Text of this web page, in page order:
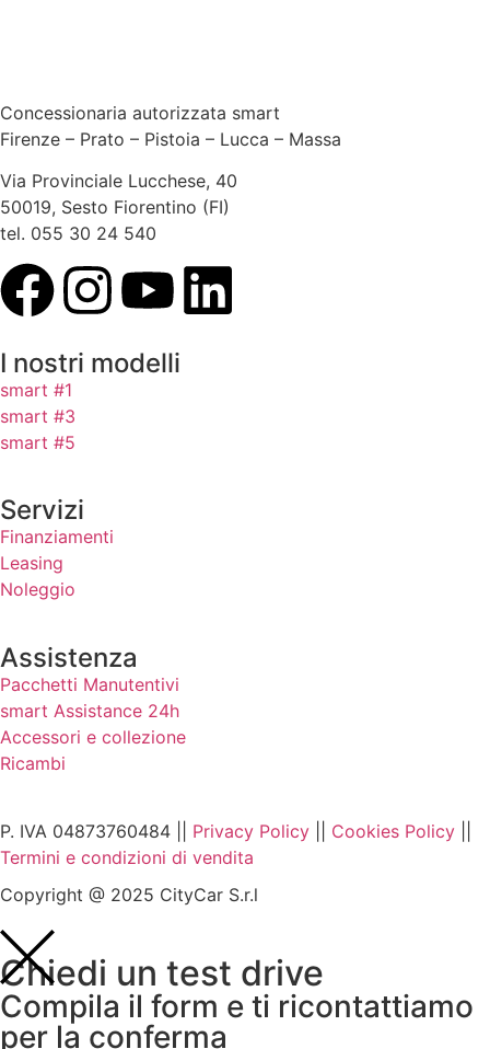
Concessionaria autorizzata smart
Firenze – Prato – Pistoia – Lucca – Massa
Via Provinciale Lucchese, 40
50019, Sesto Fiorentino (FI)
tel. 055 30 24 540
I nostri modelli
smart #1
smart #3
smart #5
Servizi
Finanziamenti
Leasing
Noleggio
Assistenza
Pacchetti Manutentivi
smart Assistance 24h
Accessori e collezione
Ricambi
P. IVA 04873760484 || Privacy Policy Cookies Policy
Termini e condizioni di vendita
Copyright @ 2025 CityCar S.r.l
Chiedi un test drive
Compila il form e ti ricontattiamo
per la conferma